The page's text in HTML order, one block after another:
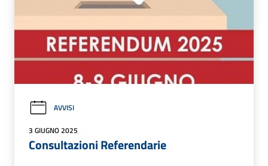
AVVISI
3 GIUGNO 2025
Consultazioni Referendarie